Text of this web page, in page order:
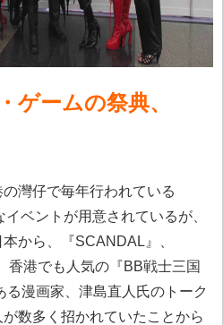
ゲームの祭典、
灣仔で毎年行われている
イベントが用意されているが、
から、『SCANDAL』、
香港でも人気の『BB戦士三国
漫画家、津島直人氏のトーク
数多く招かれていたことから